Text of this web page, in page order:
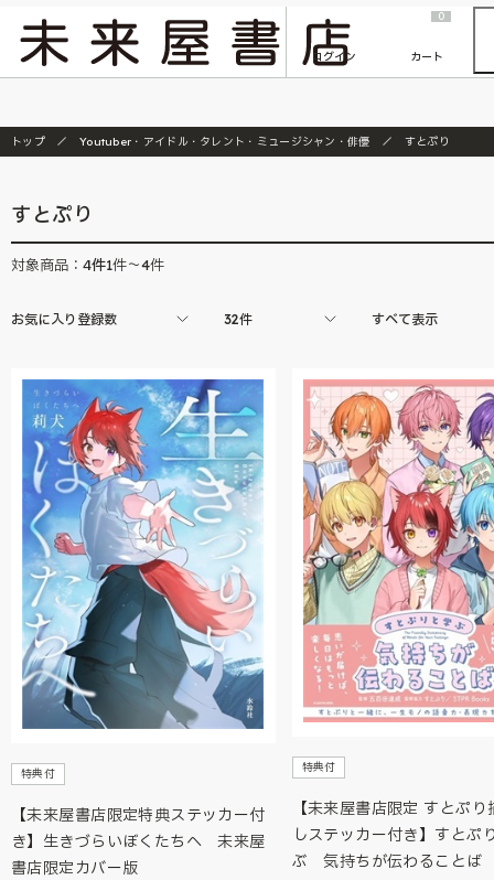
『ONE PIECE magazine 021 ONE PIECEカード付き同梱版』発売延期のご案内
ログイン
0
カート
トップ Youtuber・アイドル・タレント・ミュージシャン・俳優 すとぷり
すとぷり
対象商品： 4件1件～4件
お気に入り登録数 32件 すべて表示
特典付
【未来屋書店限定特典ステッカー付
き】生きづらいぼくたちへ 未来屋
書店限定カバー版
特典付
【未来屋書店限定 すとぷ
しステッカー付き】すとぷ
ぶ 気持ちが伝わることば